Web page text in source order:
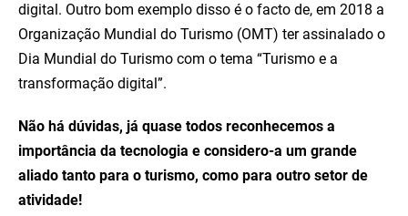
digital. Outro bom exemplo disso é o facto de, em 2018 a
Organização Mundial do Turismo (OMT) ter assinalado o
Dia Mundial do Turismo com o tema “Turismo e a
transformação digital”.
Não há dúvidas, já quase todos reconhecemos a
importância da tecnologia e considero-a um grande
aliado tanto para o turismo, como para outro setor de
atividade!